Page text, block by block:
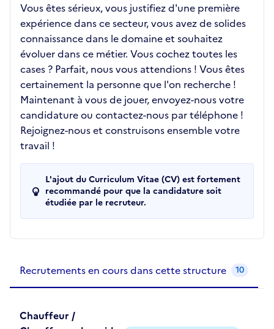
Vous êtes sérieux, vous justifiez d'une première
expérience dans ce secteur, vous avez de solides
connaissance dans le domaine et souhaitez
évoluer dans ce métier. Vous cochez toutes les
cases ? Parfait, nous vous attendions ! Vous êtes
certainement la personne que l'on recherche !
Maintenant à vous de jouer, envoyez-nous votre
candidature ou contactez-nous par téléphone !
Rejoignez-nous et construisons ensemble votre
travail !
L'ajout du Curriculum Vitae (CV) est fortement
recommandé pour que la candidature soit
étudiée par le recruteur.
Recrutements en cours dans cette structure 10
Chauffeur /